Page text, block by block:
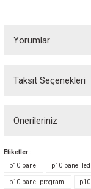
Yorumlar
Taksit Seçenekleri
Önerileriniz
Bu ürünün fiyat bilgisi,
yetersiz gördüğünüz
Görüş ve önerileriniz
Etiketler :
p10 panel
p10 panel led
p10 panel programı